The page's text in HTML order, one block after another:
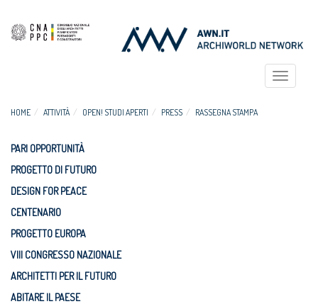
Toggle
HOME ATTIVITÀ OPEN! STUDI APERTI PRESS RASSEGNA STAMPA
PARI OPPORTUNITÀ
PROGETTO DI FUTURO
DESIGN FOR PEACE
CENTENARIO
PROGETTO EUROPA
VIII CONGRESSO NAZIONALE
ARCHITETTI PER IL FUTURO
ABITARE IL PAESE